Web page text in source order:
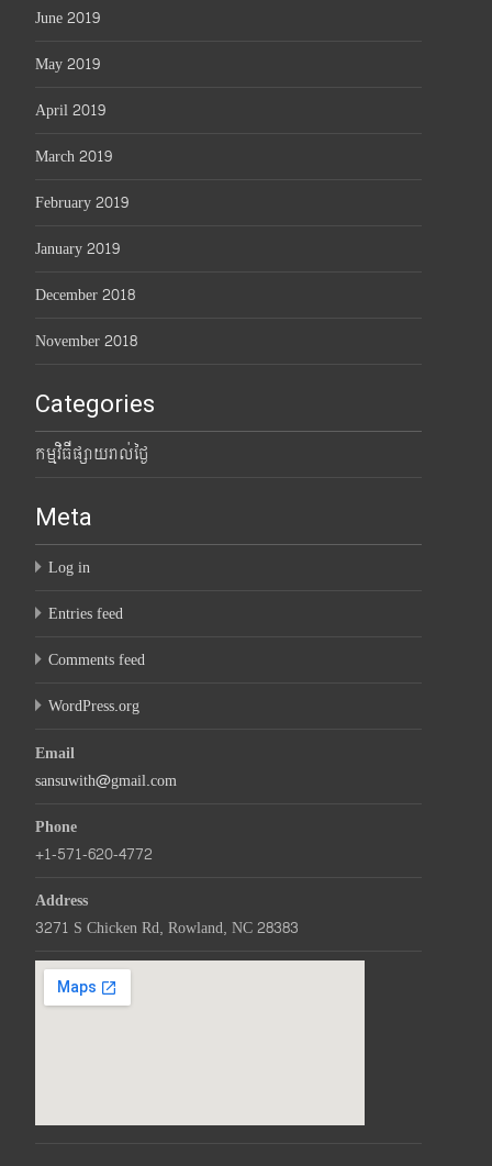
June 2019
May 2019
April 2019
March 2019
February 2019
January 2019
December 2018
November 2018
Categories
កម្មវិធីផ្សាយរាល់ថ្ងៃ
Meta
Log in
Entries feed
Comments feed
WordPress.org
Email
sansuwith@gmail.com
Phone
+1-571-620-4772
Address
3271 S Chicken Rd, Rowland, NC 28383